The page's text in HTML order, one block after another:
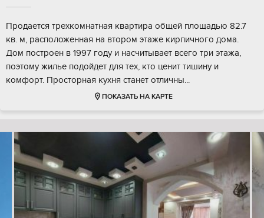
Продается трехкомнатная квартира общей площадью 82.7
кв. м, расположенная на втором этаже кирпичного дома.
Дом построен в 1997 году и насчитывает всего три этажа,
поэтому жилье подойдет для тех, кто ценит тишину и
комфорт. Просторная кухня станет отличны...
ПОКАЗАТЬ НА КАРТЕ